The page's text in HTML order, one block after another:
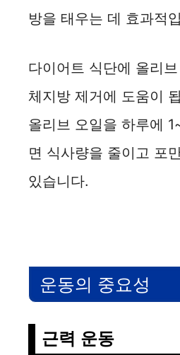
방을 태우는 데 효과적
다이어트 식단에 올리
체지방 제거에 도움이
올리브 오일을 하루에
면 식사량을 줄이고 포
있습니다.
운동의 중요성
근력 운동